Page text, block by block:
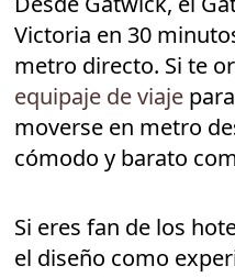
Victoria en 30
metro directo. Si te
equipaje de viaje
moverse en metro
cómodo y barato
Si eres fan de los
el diseño como